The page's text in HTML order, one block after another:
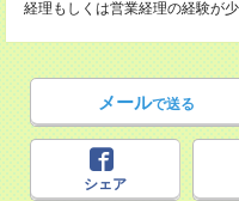
経理もしくは営業経理の経験が
メールで送る
シェア